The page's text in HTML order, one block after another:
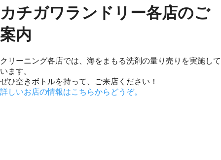
カチガワランドリー各店のご
案内
クリーニング各店では、海をまもる洗剤の量り売りを実施して
います。
ぜひ空きボトルを持って、ご来店ください！
詳しいお店の情報はこちらからどうぞ。